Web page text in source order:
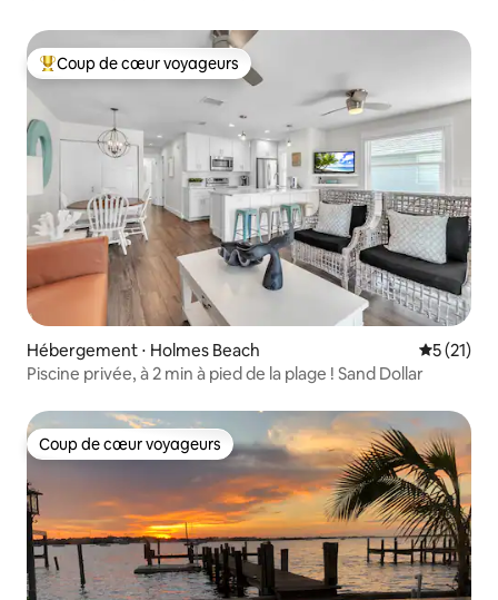
Coups de cœur voyageurs les plus appréciés
Coup de cœur voyageurs
Hébergement ⋅ Holmes Beach
5 (21)
Piscine privée, à 2 min à pied de la plage ! Sand Dollar
Coup de cœur voyageurs
Coup de cœur voyageurs